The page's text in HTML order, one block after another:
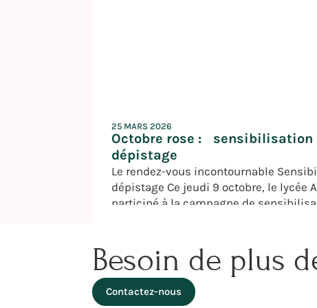
25 MARS 2026
Octobre rose : sensibilisation
dépistage
Le rendez-vous incontournable
dépistage Ce jeudi 9 octobre, le lycée
participé à la campagne de
dépistage du cancer du sein pour
grand comme ça » porté par Madame
RINGUEDE, professeur de SVT,
réalisés (en bois, […]
Besoin de plus
Contactez-nous